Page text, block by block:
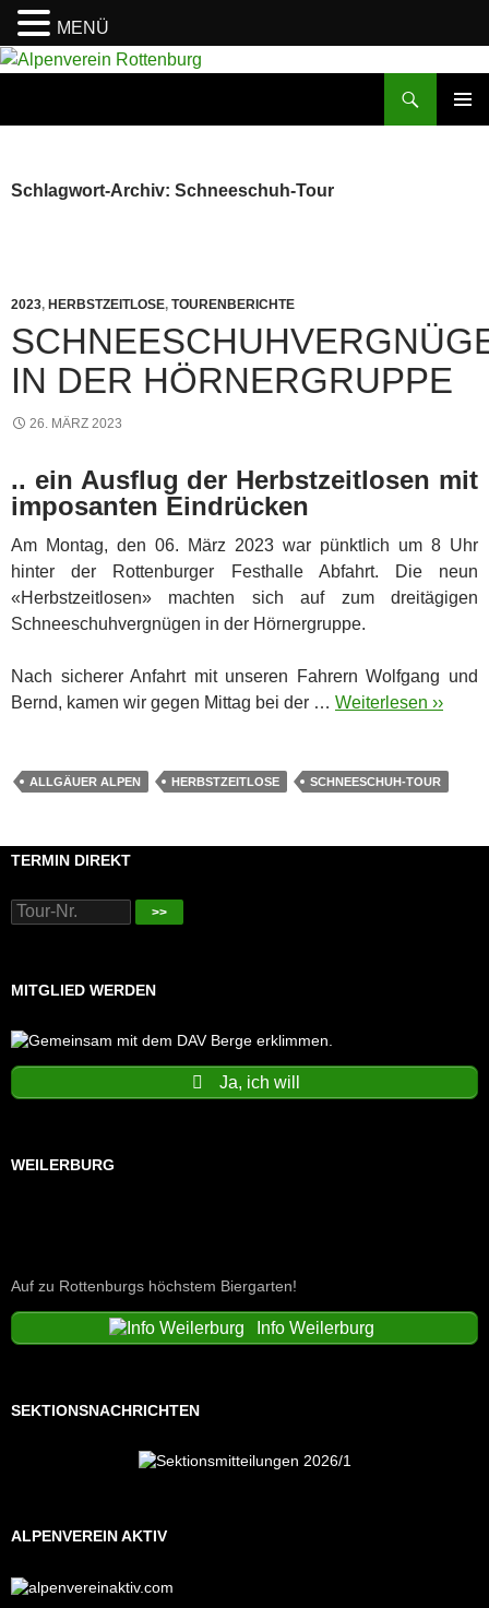
Zum
Schlagwort-Archiv: Schneeschuh-Tour
2023, HERBSTZEITLOSE, TOURENBERICHTE
IN DER HÖRNERGRUPPE
26. MÄRZ 2023
.. ein Ausflug der Herbstzeitlosen mit
imposanten Eindrücken
Am Montag, den 06. März 2023 war pünktlich um 8 Uhr
hinter der Rottenburger Festhalle Abfahrt. Die neun
«Herbstzeitlosen» machten sich auf zum dreitägigen
Schneeschuhvergnügen in der Hörnergruppe.
Nach sicherer Anfahrt mit unseren Fahrern Wolfgang und
Bernd, kamen wir gegen Mittag bei der … Weiterlesen ››
ALLGÄUER ALPEN HERBSTZEITLOSE SCHNEESCHUH-TOUR
TERMIN DIREKT
>>
MITGLIED WERDEN
Ja, ich will
WEILERBURG
Auf zu Rottenburgs höchstem Biergarten!
Info Weilerburg
SEKTIONSNACHRICHTEN
ALPENVEREIN AKTIV
MENÜ